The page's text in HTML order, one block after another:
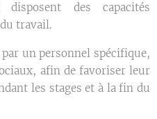
disposent des capacités
travail.
un personnel spécifique,
afin de favoriser leur
les stages et à la fin du